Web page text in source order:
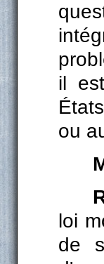
il
ou
loi
de